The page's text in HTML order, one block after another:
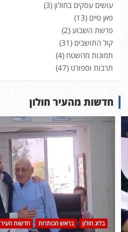
עושים עסקים בחולון (3)
פאן טיים (13)
פרשת השבוע (2)
קול התושבים (31)
תמונות מהשטח (4)
תרבות וספורט (47)
חדשות מהעיר חולון
בלוג חולון בראש הכותרות חדשות העיר